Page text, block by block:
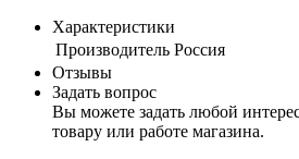
Характеристики
Производитель Россия
Отзывы
Задать вопрос
Вы можете задать любой
товару или работе магазина.